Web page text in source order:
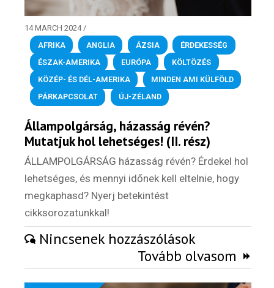
14 MARCH 2024/
AFRIKA
, ANGLIA , ÁZSIA , ÉRDEKESSÉG
ÉSZAK-AMERIKA
, EURÓPA , KÖLTÖZÉS
KÖZÉP- ÉS DÉL-AMERIKA
, MINDEN AMI KÜLFÖLD
PÁRKAPCSOLAT
, ÚJ-ZÉLAND
Állampolgárság, házasság révén?
Mutatjuk hol lehetséges! (II. rész)
ÁLLAMPOLGÁRSÁG házasság révén? Érdekel hol
lehetséges, és mennyi időnek kell eltelnie, hogy
megkaphasd? Nyerj betekintést
cikksorozatunkkal!
Nincsenek hozzászólások
Tovább olvasom